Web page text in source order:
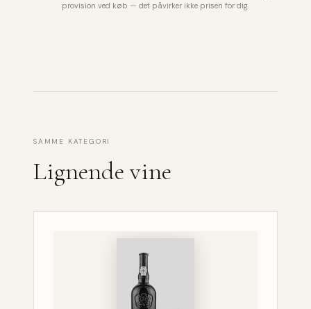
provision ved køb — det påvirker ikke prisen for dig.
SAMME KATEGORI
Lignende vine